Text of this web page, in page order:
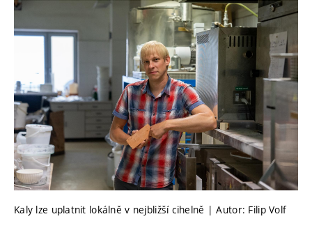
Kaly lze uplatnit lokálně v nejbližší cihelně | Autor: Filip Volf